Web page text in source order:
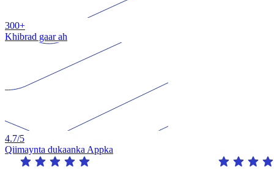
300+
Khibrad gaar ah
4.7/5
Qiimaynta dukaanka Appka